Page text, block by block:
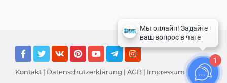
Kontakt | Datenschutzerklärung | AGB | Impressum
1